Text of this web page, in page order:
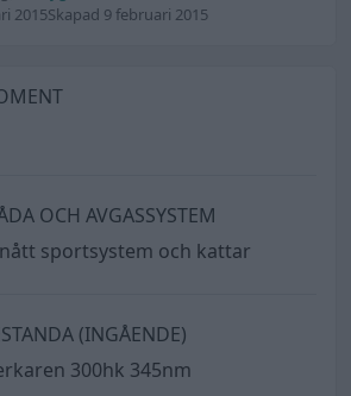
2015Skapad 9 februari 2015
OCH AVGASSYSTEM
sportsystem och kattar
(INGÅENDE)
300hk 345nm